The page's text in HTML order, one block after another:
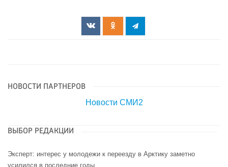
НОВОСТИ ПАРТНЕРОВ
Новости СМИ2
ВЫБОР РЕДАКЦИИ
Эксперт: интерес у молодежи к переезду в Арктику заметно
усилился в последние годы